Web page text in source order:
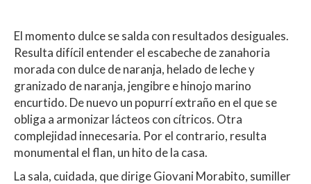
El momento dulce se salda con resultados desiguales.
Resulta difícil entender el escabeche de zanahoria
morada con dulce de naranja, helado de leche y
granizado de naranja, jengibre e hinojo marino
encurtido. De nuevo un popurrí extraño en el que se
obliga a armonizar lácteos con cítricos. Otra
complejidad innecesaria. Por el contrario, resulta
monumental el flan, un hito de la casa.
La sala, cuidada, que dirige Giovani Morabito, sumiller